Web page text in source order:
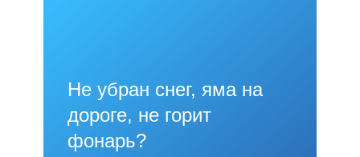
Не убран снег, яма на
дороге, не горит
фонарь?